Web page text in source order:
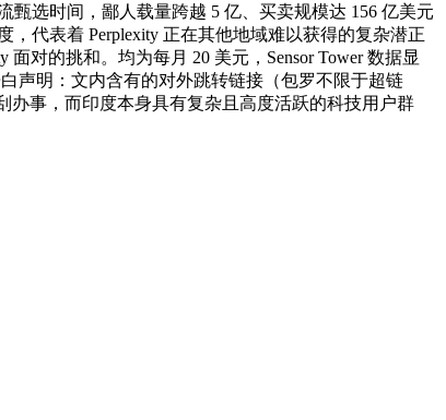
选时间，鄙人载量跨越 5 亿、买卖规模达 156 亿美元
，代表着 Perplexity 正在其他地域难以获得的复杂潜正
对的挑和。均为每月 20 美元，Sensor Tower 数据显
声明：文内含有的对外跳转链接（包罗不限于超链
办事，而印度本身具有复杂且高度活跃的科技用户群